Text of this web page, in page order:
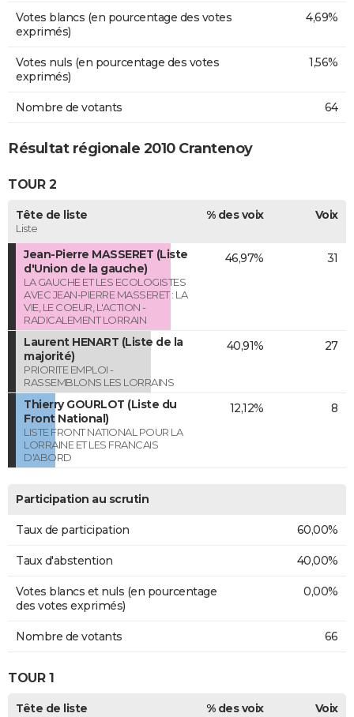
Votes blancs (en pourcentage des votes
exprimés)
4,69%
Votes nuls (en pourcentage des votes
exprimés)
1,56%
Nombre de votants 64
Résultat régionale 2010 Crantenoy
TOUR 2
Tête de liste
Liste
% des voix Voix
Jean-Pierre MASSERET (Liste
d'Union de la gauche)
LA GAUCHE ET LES ECOLOGISTES
AVEC JEAN-PIERRE MASSERET : LA
VIE, LE COEUR, L'ACTION -
RADICALEMENT LORRAIN
46,97% 31
Laurent HENART (Liste de la
majorité)
PRIORITE EMPLOI -
RASSEMBLONS LES LORRAINS
40,91% 27
Thierry GOURLOT (Liste du
Front National)
LISTE FRONT NATIONAL POUR LA
LORRAINE ET LES FRANCAIS
D'ABORD
12,12% 8
Participation au scrutin
Taux de participation 60,00%
Taux d'abstention 40,00%
Votes blancs et nuls (en pourcentage
des votes exprimés)
0,00%
Nombre de votants 66
TOUR 1
Tête de liste % des voix Voix